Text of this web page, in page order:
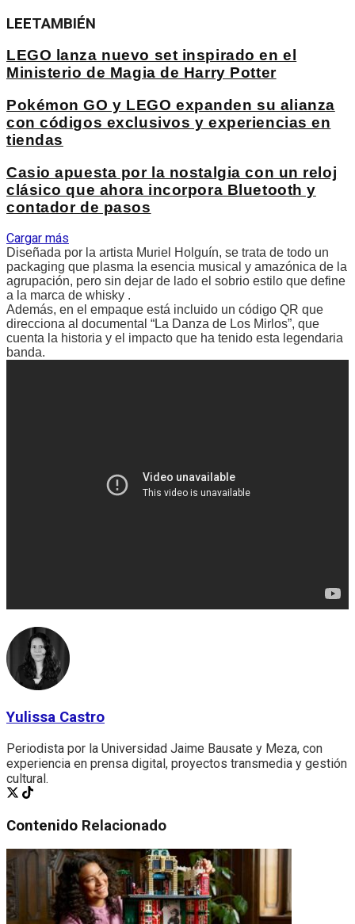
LEETAMBIÉN
LEGO lanza nuevo set inspirado en el
Ministerio de Magia de Harry Potter
Pokémon GO y LEGO expanden su alianza
con códigos exclusivos y experiencias en
tiendas
Casio apuesta por la nostalgia con un reloj
clásico que ahora incorpora Bluetooth y
contador de pasos
Cargar más
Diseñada por la artista Muriel Holguín, se trata de todo un
packaging que plasma la esencia musical y amazónica de la
agrupación, pero sin dejar de lado el sobrio estilo que define
a la marca de whisky .
Además, en el empaque está incluido un código QR que
direcciona al documental “La Danza de Los Mirlos”, que
cuenta la historia y el impacto que ha tenido esta legendaria
banda.
Yulissa Castro
Periodista por la Universidad Jaime Bausate y Meza, con
experiencia en prensa digital, proyectos transmedia y gestión
cultural.
Contenido Relacionado